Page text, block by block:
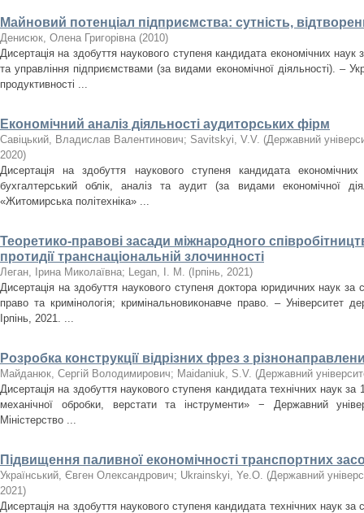
Майновий потенціал підприємства: сутність,
Денисюк, Олена Григорівна (2010)
Дисертація на здобуття наукового ступеня кандидата економічних наук
та управління підприємствами (за видами економічної діяльності). –
продуктивності ...
Економічний аналіз діяльності аудиторських фірм
Савіцький, Владислав Валентинович; Savitskyi, V.V. (Державний
2020)
Дисертація на здобуття наукового ступеня кандидата
бухгалтерський облік, аналіз та аудит (за видами економічної
«Житомирська політехніка» ...
Теоретико-правові засади міжнародного
протидії транснаціональній злочинності
Леган, Ірина Миколаївна; Legan, I. M. ( Ірпінь, 2021)
Дисертація на здобуття наукового ступеня доктора юридичних наук за
право та кримінологія; кримінальновиконавче право. – Університет
Ірпінь, 2021. ...
Розробка конструкції відрізних фрез з
Майданюк, Сергій Володимирович; Maidaniuk, S.V. (Державний
Дисертація на здобуття наукового ступеня кандидата технічних наук
механічної обробки, верстати та інструменти» − Державний
Міністерство ...
Підвищення паливної економічності транспортних
Український, Євген Олександрович; Ukrainskyi, Ye.O. (Державний
2021)
Дисертація на здобуття наукового ступеня кандидата технічних наук за